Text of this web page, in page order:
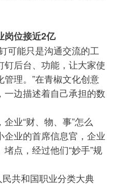
位接近2亿
能只是沟通交流的工
后台、功能，让大家使
理。”在青椒文化创意
边描述着自己承担的数
业“财、物、事”怎么
业的首席信息官，企业
点，经过他们“妙手”规
共和国职业分类大典